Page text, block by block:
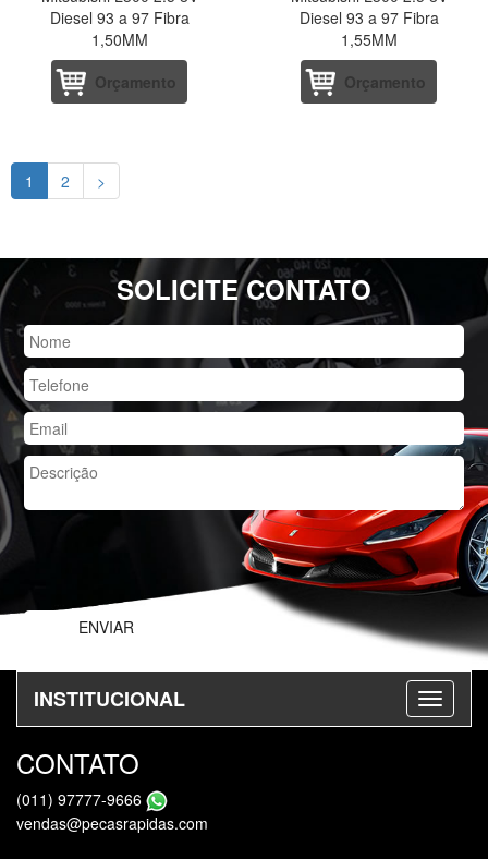
Diesel 93 a 97 Fibra
1,50MM
Orçamento
Diesel 93 a 97 Fibra
1,55MM
Orçamento
1 2 >
SOLICITE CONTATO
INSTITUCIONAL
CONTATO
(011) 97777-9666
vendas@pecasrapidas.com